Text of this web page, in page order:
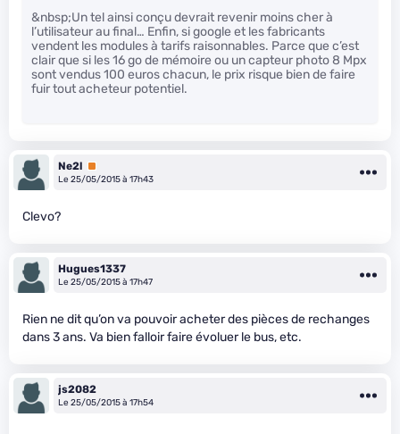
&nbsp;Un tel ainsi conçu devrait revenir moins cher à
l’utilisateur au final… Enfin, si google et les fabricants
vendent les modules à tarifs raisonnables. Parce que c’est
clair que si les 16 go de mémoire ou un capteur photo 8 Mpx
sont vendus 100 euros chacun, le prix risque bien de faire
fuir tout acheteur potentiel.
Ne2l Premium
Le 25/05/2015 à 17h43
Clevo?
Hugues1337
Le 25/05/2015 à 17h47
Rien ne dit qu’on va pouvoir acheter des pièces de rechanges
dans 3 ans. Va bien falloir faire évoluer le bus, etc.
js2082
Le 25/05/2015 à 17h54